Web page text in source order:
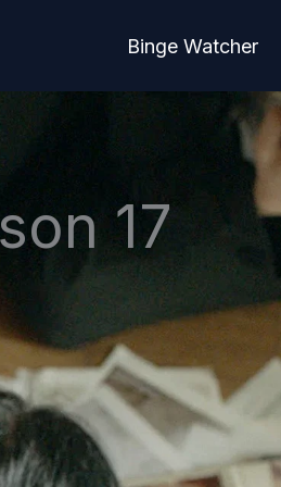
Binge Watcher
17